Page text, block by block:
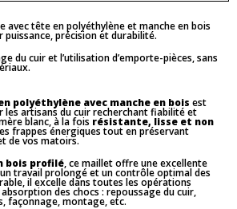
avec tête en polyéthylène et manche en bois
précision et durabilité.
du cuir et l’utilisation d’emporte-pièces, sans
polyéthylène avec manche en bois est
les artisans du cuir recherchant fiabilité et
blanc, à la fois résistante, lisse et non
frappes énergiques tout en préservant
de vos matoirs.
bois profilé, ce maillet offre une excellente
travail prolongé et un contrôle optimal des
il excelle dans toutes les opérations
des chocs : repoussage du cuir,
façonnage, montage, etc.